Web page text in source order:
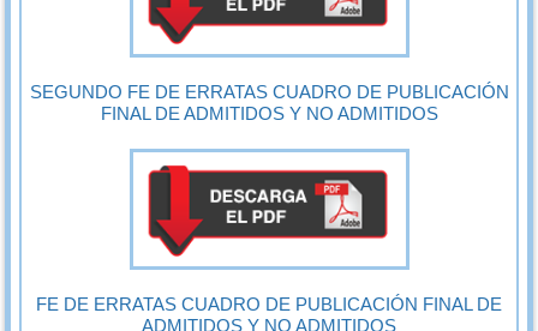
SEGUNDO FE DE ERRATAS CUADRO DE PUBLICACIÓN
FINAL DE ADMITIDOS Y NO ADMITIDOS
FE DE ERRATAS CUADRO DE PUBLICACIÓN FINAL DE
ADMITIDOS Y NO ADMITIDOS